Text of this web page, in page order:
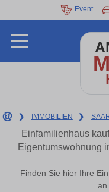
Event
❯ IMMOBILIEN ❯
Einfamilienhaus
Eigentumswohnung
Finden Sie hier Ihre
an